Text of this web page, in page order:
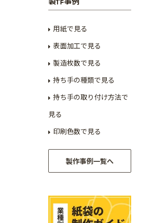
用紙で見る
表面加工で見る
製造枚数で見る
持ち手の種類で見る
持ち手の取り付け方法で
見る
印刷色数で見る
製作事例一覧へ